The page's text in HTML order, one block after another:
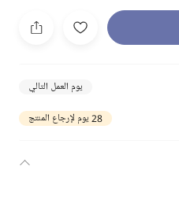
يوم العمل التالي
28 يوم لإرجاع المنتج